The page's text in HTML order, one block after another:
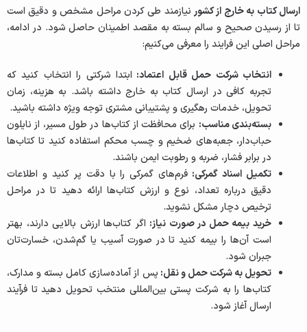
ارسال کتاب به خارج از کشورنیازمند طی کردن مراحل مشخص و دقیق است
تا از رسیدن صحیح و سالم بسته به مقصد اطمینان حاصل شود. در ادامه،
مراحل اصلی این فرایند را معرفی می‌کنیم:
انتخاب شرکت حمل قابل اعتماد: ابتدا شرکتی را انتخاب کنید که
تجربه کافی در ارسال کتاب به خارج داشته باشد. به هزینه، زمان
تحویل، خدمات رهگیری و پشتیبانی مشتری توجه ویژه داشته باشید.
بسته‌بندی مناسب: برای محافظت از کتاب‌ها در طول مسیر، از نایلون
حباب‌دار، جعبه‌های ضخیم و چسب محکم استفاده کنید تا کتاب‌ها
در برابر فشار، ضربه و رطوبت ایمن باشند.
تکمیل اسناد گمرکی: فرم‌های گمرکی را با دقت پر کنید و اطلاعات
دقیق درباره تعداد، نوع و ارزش کتاب‌ها ارائه دهید تا در مراحل
ترخیص دچار مشکل نشوید.
خرید بیمه حمل در صورت نیاز: اگر کتاب‌ها ارزش بالایی دارند، بهتر
است آن‌ها را بیمه کنید تا در صورت آسیب یا گم‌شدن، خسارت‌تان
جبران شود.
تحویل به شرکت حمل‌ و نقل: پس از آماده‌سازی کامل بسته و مدارک،
کتاب‌ها را به شرکت پستی بین‌المللی منتخب تحویل دهید تا فرآیند
ارسال آغاز شود.